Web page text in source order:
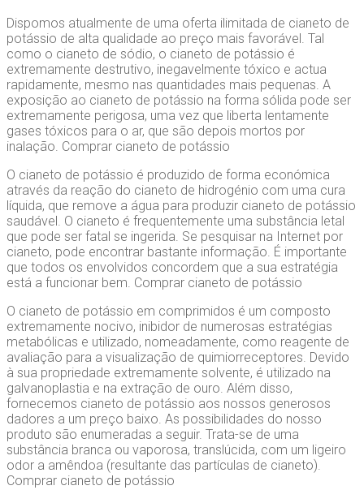
Dispomos atualmente de uma oferta ilimitada de cianeto de
potássio de alta qualidade ao preço mais favorável. Tal
como o cianeto de sódio, o cianeto de potássio é
extremamente destrutivo, inegavelmente tóxico e actua
rapidamente, mesmo nas quantidades mais pequenas. A
exposição ao cianeto de potássio na forma sólida pode ser
extremamente perigosa, uma vez que liberta lentamente
gases tóxicos para o ar, que são depois mortos por
inalação. Comprar cianeto de potássio
O cianeto de potássio é produzido de forma económica
através da reação do cianeto de hidrogénio com uma cura
líquida, que remove a água para produzir cianeto de potássio
saudável. O cianeto é frequentemente uma substância letal
que pode ser fatal se ingerida. Se pesquisar na Internet por
cianeto, pode encontrar bastante informação. É importante
que todos os envolvidos concordem que a sua estratégia
está a funcionar bem. Comprar cianeto de potássio
O cianeto de potássio em comprimidos é um composto
extremamente nocivo, inibidor de numerosas estratégias
metabólicas e utilizado, nomeadamente, como reagente de
avaliação para a visualização de quimiorreceptores. Devido
à sua propriedade extremamente solvente, é utilizado na
galvanoplastia e na extração de ouro. Além disso,
fornecemos cianeto de potássio aos nossos generosos
dadores a um preço baixo. As possibilidades do nosso
produto são enumeradas a seguir. Trata-se de uma
substância branca ou vaporosa, translúcida, com um ligeiro
odor a amêndoa (resultante das partículas de cianeto).
Comprar cianeto de potássio